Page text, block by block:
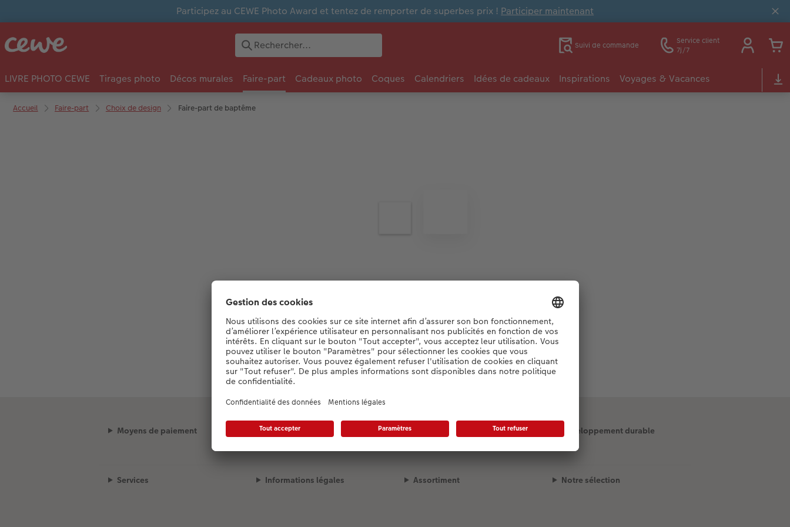
Participez au CEWE Photo Award et tentez de remporter de superbes prix ! Participer maintenant
Suivi de commande
Service client
7j/7
LIVRE PHOTO CEWE Tirages photo Décos murales Faire-part Cadeaux photo Coques Calendriers Idées de cadeaux Inspirations Voyages & Vacances
Accueil Faire-part Choix de design Faire-part de baptême
Designauswahl wird geladen...
Moyens de paiement Mode de livraison Développement durable
Services Informations légales Assortiment Notre sélection